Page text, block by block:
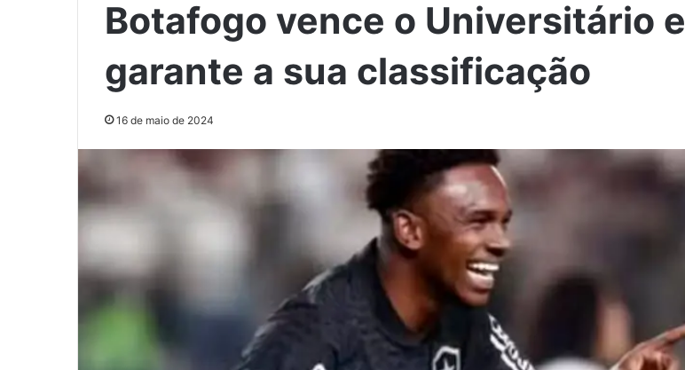
Botafogo vence o Universitário e
garante a sua classificação
16 de maio de 2024